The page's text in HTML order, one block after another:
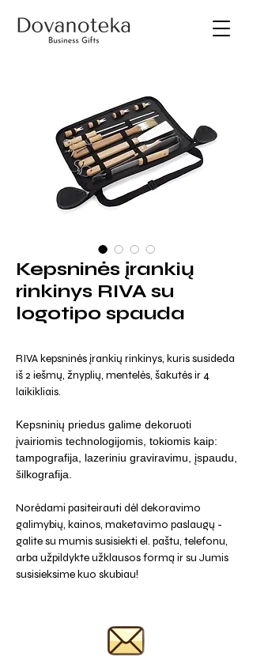
Kepsninės įrankių
rinkinys RIVA su
logotipo spauda
RIVA kepsninės įrankių rinkinys, kuris susideda
iš 2 iešmų, žnyplių, mentelės, šakutės ir 4
laikikliais.
Kepsninių priedus galime dekoruoti
įvairiomis technologijomis, tokiomis kaip:
tampografija, lazeriniu graviravimu, įspaudu,
šilkografija.
Norėdami pasiteirauti dėl dekoravimo
galimybių, kainos, maketavimo paslaugų -
galite su mumis susisiekti el. paštu, telefonu,
arba užpildykte užklausos formą ir su Jumis
susisieksime kuo skubiau!